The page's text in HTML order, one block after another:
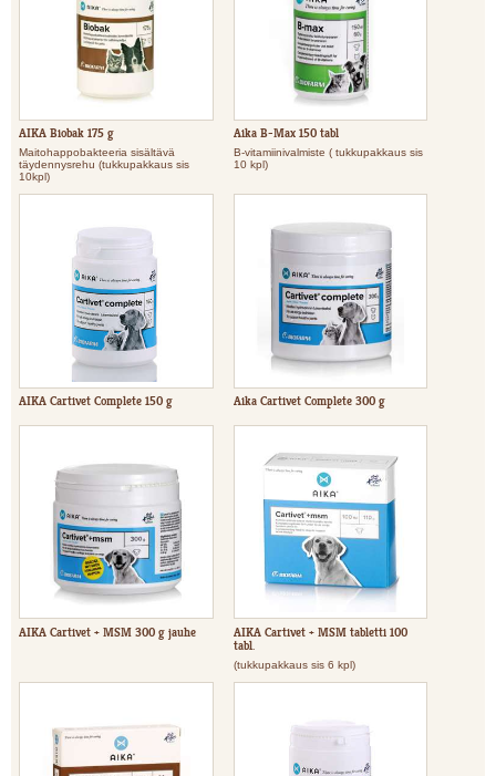
AIKA Biobak 175 g
Maitohappobakteeria sisältävä
täydennysrehu (tukkupakkaus sis
10kpl)
Aika B-Max 150 tabl
B-vitamiinivalmiste ( tukkupakkaus sis
10 kpl)
AIKA Cartivet Complete 150 g Aika Cartivet Complete 300 g
AIKA Cartivet + MSM 300 g jauhe
AIKA Cartivet + MSM tabletti 100
tabl.
(tukkupakkaus sis 6 kpl)